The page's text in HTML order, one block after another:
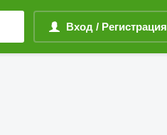
Вход / Регистрация